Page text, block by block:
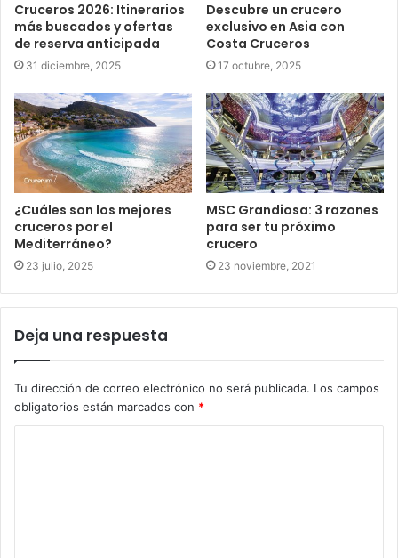
Cruceros 2026: Itinerarios
más buscados y ofertas
de reserva anticipada
31 diciembre, 2025
Descubre un crucero
exclusivo en Asia con
Costa Cruceros
17 octubre, 2025
¿Cuáles son los mejores
cruceros por el
Mediterráneo?
23 julio, 2025
MSC Grandiosa: 3 razones
para ser tu próximo
crucero
23 noviembre, 2021
Deja una respuesta
Tu dirección de correo electrónico no será publicada. Los campos
obligatorios están marcados con *